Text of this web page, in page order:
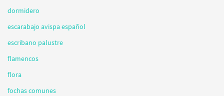
dormidero
escarabajo avispa español
escribano palustre
flamencos
flora
fochas comunes